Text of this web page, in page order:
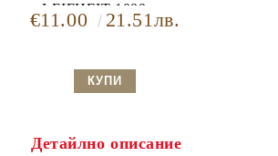
LEIFHEIT 1000мл.
€11.00 21.51лв.
Детайлно описание